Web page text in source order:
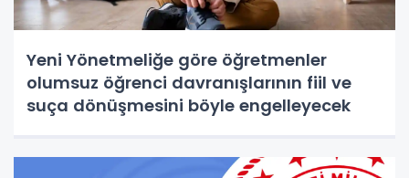
Yeni Yönetmeliğe göre öğretmenler
olumsuz öğrenci davranışlarının fiil ve
suça dönüşmesini böyle engelleyecek